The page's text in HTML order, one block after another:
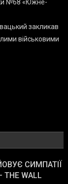
№68 «Южне-
закликав
військовими
СИМПАТІЇ
WALL